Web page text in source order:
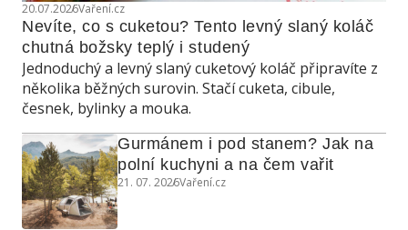
20.07.2026Vaření.cz
Nevíte, co s cuketou? Tento levný slaný koláč
chutná božsky teplý i studený
Jednoduchý a levný slaný cuketový koláč připravíte z
několika běžných surovin. Stačí cuketa, cibule,
česnek, bylinky a mouka.
Gurmánem i pod stanem? Jak na
polní kuchyni a na čem vařit
21. 07. 2026Vaření.cz